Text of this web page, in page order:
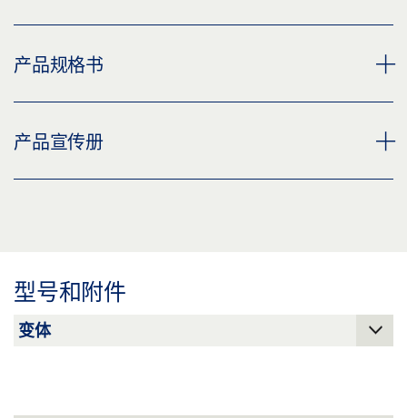
连杆导向装置 OL 100 / OL 320
标签义务: © GEZE GmbH
产品规格书
推杆滑尺 OL 320 产品规格书 ZH
产品宣传册
型号和附件